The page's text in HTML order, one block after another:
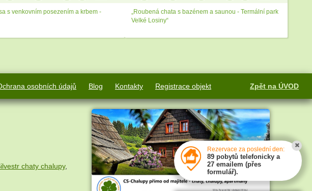
s venkovním posezením a krbem -
„Roubená chata s bazénem a saunou - Termální park
Velké Losiny“
osobních údajů Blog Kontakty Registrace objekt Zpět na ÚVOD
chaty chalupy,
Rezervace za poslední den:
89 pobytů telefonicky a
27 emailem (přes
formulář).